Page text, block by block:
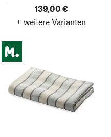
139,00 €
+ weitere Varianten